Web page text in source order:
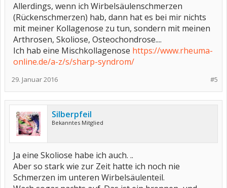
Allerdings, wenn ich Wirbelsäulenschmerzen
(Rückenschmerzen) hab, dann hat es bei mir nichts
mit meiner Kollagenose zu tun, sondern mit meinen
Arthrosen, Skoliose, Osteochondrose....
Ich hab eine Mischkollagenose https://www.rheuma-
online.de/a-z/s/sharp-syndrom/
#5
29. Januar 2016
Silberpfeil
Bekanntes Mitglied
Ja eine Skoliose habe ich auch. ..
Aber so stark wie zur Zeit hatte ich noch nie
Schmerzen im unteren Wirbelsäulenteil.